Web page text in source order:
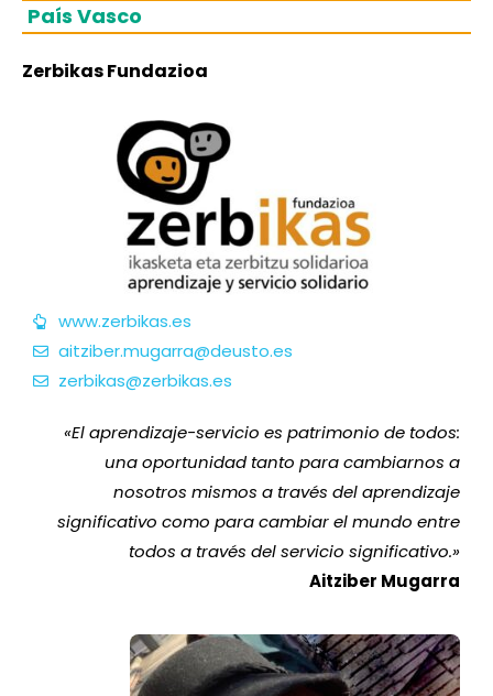
País Vasco
Zerbikas Fundazioa
www.zerbikas.es
aitziber.mugarra@deusto.es
zerbikas@zerbikas.es
«El aprendizaje-servicio es patrimonio de todos:
una oportunidad tanto para cambiarnos a
nosotros mismos a través del aprendizaje
significativo como para cambiar el mundo entre
todos a través del servicio significativo.»
Aitziber Mugarra